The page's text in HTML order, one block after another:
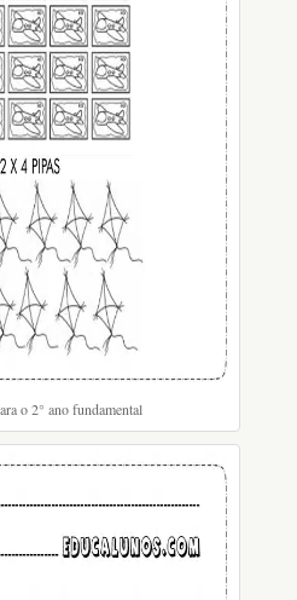
o 2° ano fundamental